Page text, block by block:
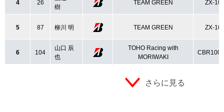
4 26
樹
TEAM GREEN ZX-
5 87 柳川 明 TEAM GREEN ZX-
6 104
山口 辰
也
TOHO Racing with
MORIWAKI
さらに見る